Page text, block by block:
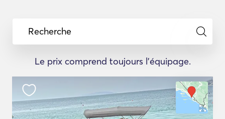
Recherche
Le prix comprend toujours l'équipage.